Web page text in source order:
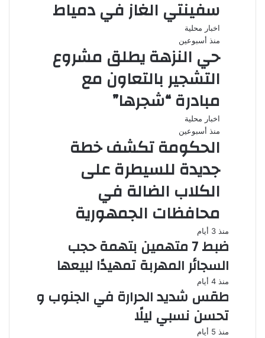
سفينتي الغاز في دمياط
اخبار محلية
منذ أسبوعين
حي النزهة يطلق مشروع
التشجير بالتعاون مع
مبادرة “شجرها”
اخبار محلية
منذ أسبوعين
الحكومة تكشف خطة
جديدة للسيطرة على
الكلاب الضالة في
محافظات الجمهورية
منذ 3 أيام
ضبط 7 متهمين بتهمة حجب
السجائر المهربة تمهيدًا لبيعها
منذ 4 أيام
طقس شديد الحرارة في الجنوب و
تحسن نسبي ليلًا
منذ 5 أيام